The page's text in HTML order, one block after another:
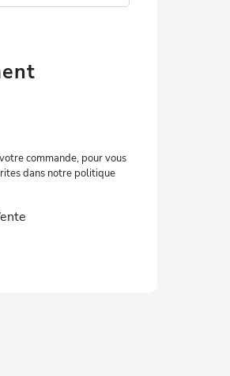
commande, pour vous
dans notre politique